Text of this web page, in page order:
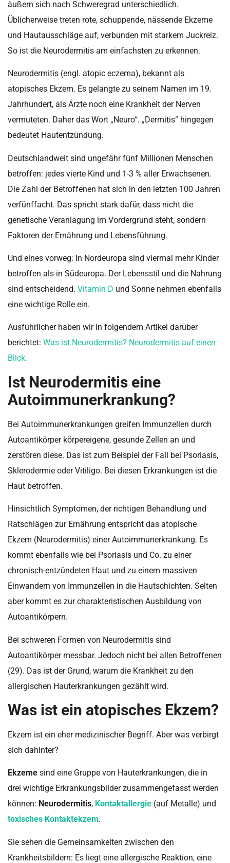
äußern sich nach Schweregrad unterschiedlich.
Üblicherweise treten rote, schuppende, nässende Ekzeme
und Hautausschläge auf, verbunden mit starkem Juckreiz.
So ist die Neurodermitis am einfachsten zu erkennen.
Neurodermitis (engl. atopic eczema), bekannt als
atopisches Ekzem. Es gelangte zu seinem Namen im 19.
Jahrhundert, als Ärzte noch eine Krankheit der Nerven
vermuteten. Daher das Wort „Neuro“. „Dermitis“ hingegen
bedeutet Hautentzündung.
Deutschlandweit sind ungefährfünf Millionen Menschen
betroffen: jedes vierte Kind und 1-3 % aller Erwachsenen.
Die Zahl der Betroffenen hat sich in den letzten 100 Jahren
verfünffacht. Das spricht stark dafür, dass nicht die
genetische Veranlagung im Vordergrund steht, sondern
Faktoren der Ernährung und Lebensführung.
Und eines vorweg: In Nordeuropa sind viermal mehr Kinder
betroffen als in Südeuropa. Der Lebensstil und die Nahrung
sind entscheidend. Vitamin D und Sonne nehmen ebenfalls
eine wichtige Rolle ein.
Ausführlicher haben wir in folgendem Artikel darüber
berichtet: Was ist Neurodermitis? Neurodermitis auf einen
Blick.
Ist Neurodermitis eine
Autoimmunerkrankung?
Bei Autoimmunerkrankungen greifen Immunzellen durch
Autoantikörper körpereigene, gesunde Zellen an und
zerstören diese. Das ist zum Beispiel der Fall bei Psoriasis,
Sklerodermie oder Vitiligo. Bei diesen Erkrankungen ist die
Haut betroffen.
Hinsichtlich Symptomen, der richtigen Behandlung und
Ratschlägen zur Ernährung entspricht das atopische
Ekzem (Neurodermitis) einer Autoimmunerkrankung. Es
kommt ebenfalls wie bei Psoriasis und Co. zu einer
chronisch-entzündeten Haut und zu einem massiven
Einwandern von Immunzellen in die Hautschichten. Selten
aber kommt es zur charakteristischen Ausbildung von
Autoantikörpern.
Bei schweren Formen von Neurodermitis sind
Autoantikörper messbar. Jedoch nicht bei allen Betroffenen
(29). Das ist der Grund, warum die Krankheit zu den
allergischen Hauterkrankungen gezählt wird.
Was ist ein atopisches Ekzem?
Ekzem ist ein eher medizinischer Begriff. Aber was verbirgt
sich dahinter?
Ekzeme sind eine Gruppe von Hauterkrankungen, die in
drei wichtige Erkrankungsbilder zusammengefasst werden
können: Neurodermitis, Kontaktallergie (auf Metalle) und
toxisches Kontaktekzem.
Sie sehen die Gemeinsamkeiten zwischen den
Krankheitsbildern: Es liegt eine allergische Reaktion, eine